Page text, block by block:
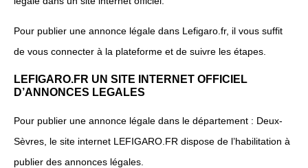
Pour publier une annonce légale dans Lefigaro.fr, il vous suffit
de vous connecter à la plateforme et de suivre les étapes.
LEFIGARO.FR UN SITE INTERNET OFFICIEL
D’ANNONCES LEGALES
Pour publier une annonce légale dans le département : Deux-
Sèvres, le site internet LEFIGARO.FR dispose de l’habilitation à
publier des annonces légales.